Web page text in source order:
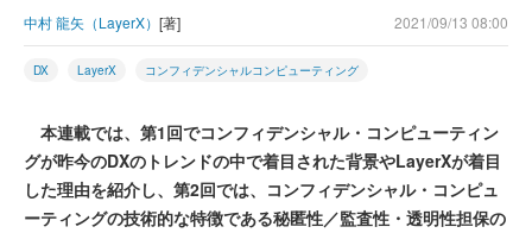
中村 龍矢（LayerX） [著] 2021/09/13 08:00
DX LayerX コンフィデンシャルコンピューテ​ィング
本連載では、第1回でコンフィデンシャル・コンピューティン
グが昨今のDXのトレンドの中で着目された背景やLayerXが着目
した理由を紹介し、第2回では、コンフィデンシャル・コンピュ
ーティングの技術的な特徴である秘匿性／監査性・透明性担保の